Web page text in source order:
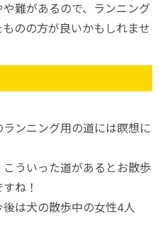
難があるので、ランニング
のの方が良いかもしれませ
ンニング用の道には瞑想に
ういった道があるとお散歩
ね！
は犬の散歩中の女性4人